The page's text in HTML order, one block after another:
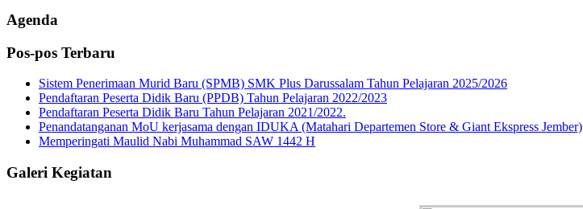
Agenda
Pos-pos Terbaru
Sistem Penerimaan Murid Baru (SPMB) SMK Plus Darussalam Tahun Pelajaran 2025/2026
Pendaftaran Peserta Didik Baru (PPDB) Tahun Pelajaran 2022/2023
Pendaftaran Peserta Didik Baru Tahun Pelajaran 2021/2022.
Penandatanganan MoU kerjasama dengan IDUKA (Matahari Departemen Store & Giant Ekspress Jember)
Memperingati Maulid Nabi Muhammad SAW 1442 H
Galeri Kegiatan